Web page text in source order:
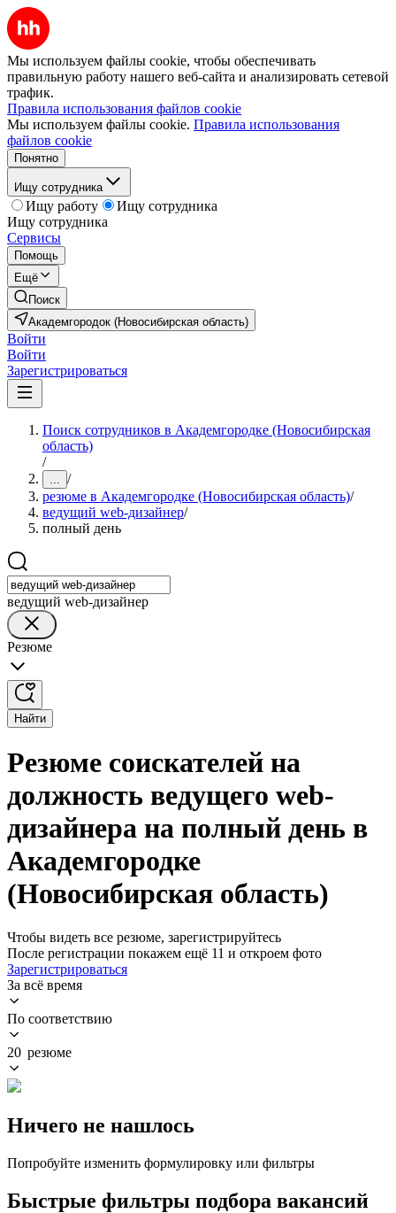
Мы используем файлы cookie, чтобы обеспечивать
правильную работу нашего веб-сайта и анализировать сетевой
трафик.
Правила использования файлов cookie
Мы используем файлы cookie. Правила использования
файлов cookie
Понятно
Ищу сотрудника
Ищу работу
Ищу сотрудника
Ищу сотрудника
Сервисы
Помощь
Ещё
Поиск
Академгородок (Новосибирская область)
Войти
Войти
Зарегистрироваться
Поиск сотрудников в Академгородке (Новосибирская
область)
/
... /
резюме в Академгородке (Новосибирская область)/
ведущий web-дизайнер/
полный день
ведущий web-дизайнер
Резюме
Найти
Резюме соискателей на
должность ведущего web-
дизайнера на полный день в
Академгородке
(Новосибирская область)
Чтобы видеть все резюме, зарегистрируйтесь
После регистрации покажем ещё 11 и откроем фото
Зарегистрироваться
За всё время
По соответствию
20 резюме
Ничего не нашлось
Попробуйте изменить формулировку или фильтры
Быстрые фильтры подбора вакансий